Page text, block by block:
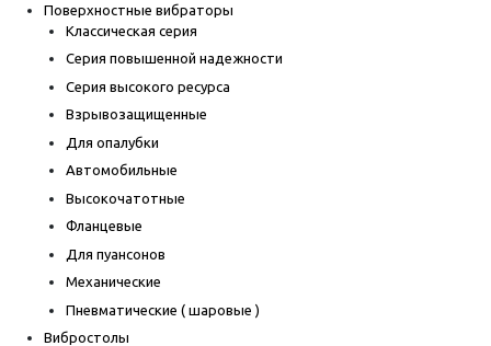
Поверхностные вибраторы
Классическая серия
Серия повышенной надежности
Серия высокого ресурса
Взрывозащищенные
Для опалубки
Автомобильные
Высокочатотные
Фланцевые
Для пуансонов
Механические
Пневматические ( шаровые )
Вибростолы